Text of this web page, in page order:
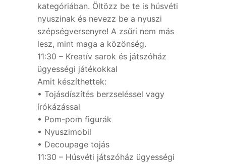
kategóriában. Öltözz be te is húsvéti
nyuszinak és nevezz be a nyuszi
szépségversenyre! A zsűri nem más
lesz, mint maga a közönség.
11:30 – Kreatív sarok és játszóház
ügyességi játékokkal
Amit készíthettek:
• Tojásdíszítés berzseléssel vagy
írókázással
• Pom-pom figurák
• Nyuszimobil
• Decoupage tojás
11:30 – Húsvéti játszóház ügyességi